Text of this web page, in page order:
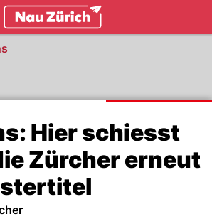
Hier schiesst
Zürcher erneut